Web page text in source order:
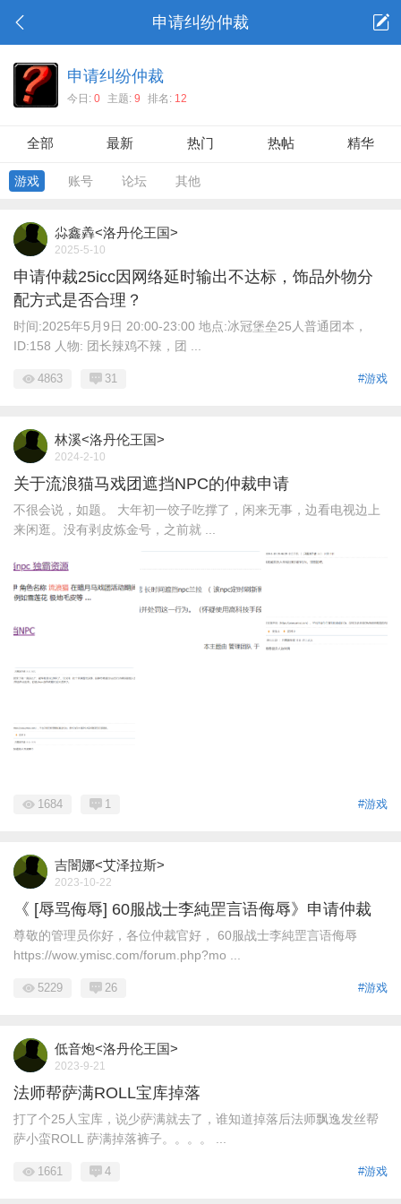
申请纠纷仲裁
申请纠纷仲裁
今日: 0 主题: 9 排名: 12
全部 最新 热门 热帖 精华
游戏 账号 论坛 其他
尛鑫羴<洛丹伦王国>
2025-5-10
申请仲裁25icc因网络延时输出不达标，饰品外物分
配方式是否合理？
时间:2025年5月9日 20:00-23:00 地点:冰冠堡垒25人普通团本，
ID:158 人物: 团长辣鸡不辣，团 ...
#游戏
4863 31
林溪<洛丹伦王国>
2024-2-10
关于流浪猫马戏团遮挡NPC的仲裁申请
不很会说，如题。 大年初一饺子吃撑了，闲来无事，边看电视边上
来闲逛。没有剥皮炼金号，之前就 ...
#游戏
1684 1
吉闇娜<艾泽拉斯>
2023-10-22
《 [辱骂侮辱] 60服战士李純罡言语侮辱》申请仲裁
尊敬的管理员你好，各位仲裁官好， 60服战士李純罡言语侮辱
https://wow.ymisc.com/forum.php?mo ...
#游戏
5229 26
低音炮<洛丹伦王国>
2023-9-21
法师帮萨满ROLL宝库掉落
打了个25人宝库，说少萨满就去了，谁知道掉落后法师飘逸发丝帮
萨小蛮ROLL 萨满掉落裤子。。。。 ...
#游戏
1661 4